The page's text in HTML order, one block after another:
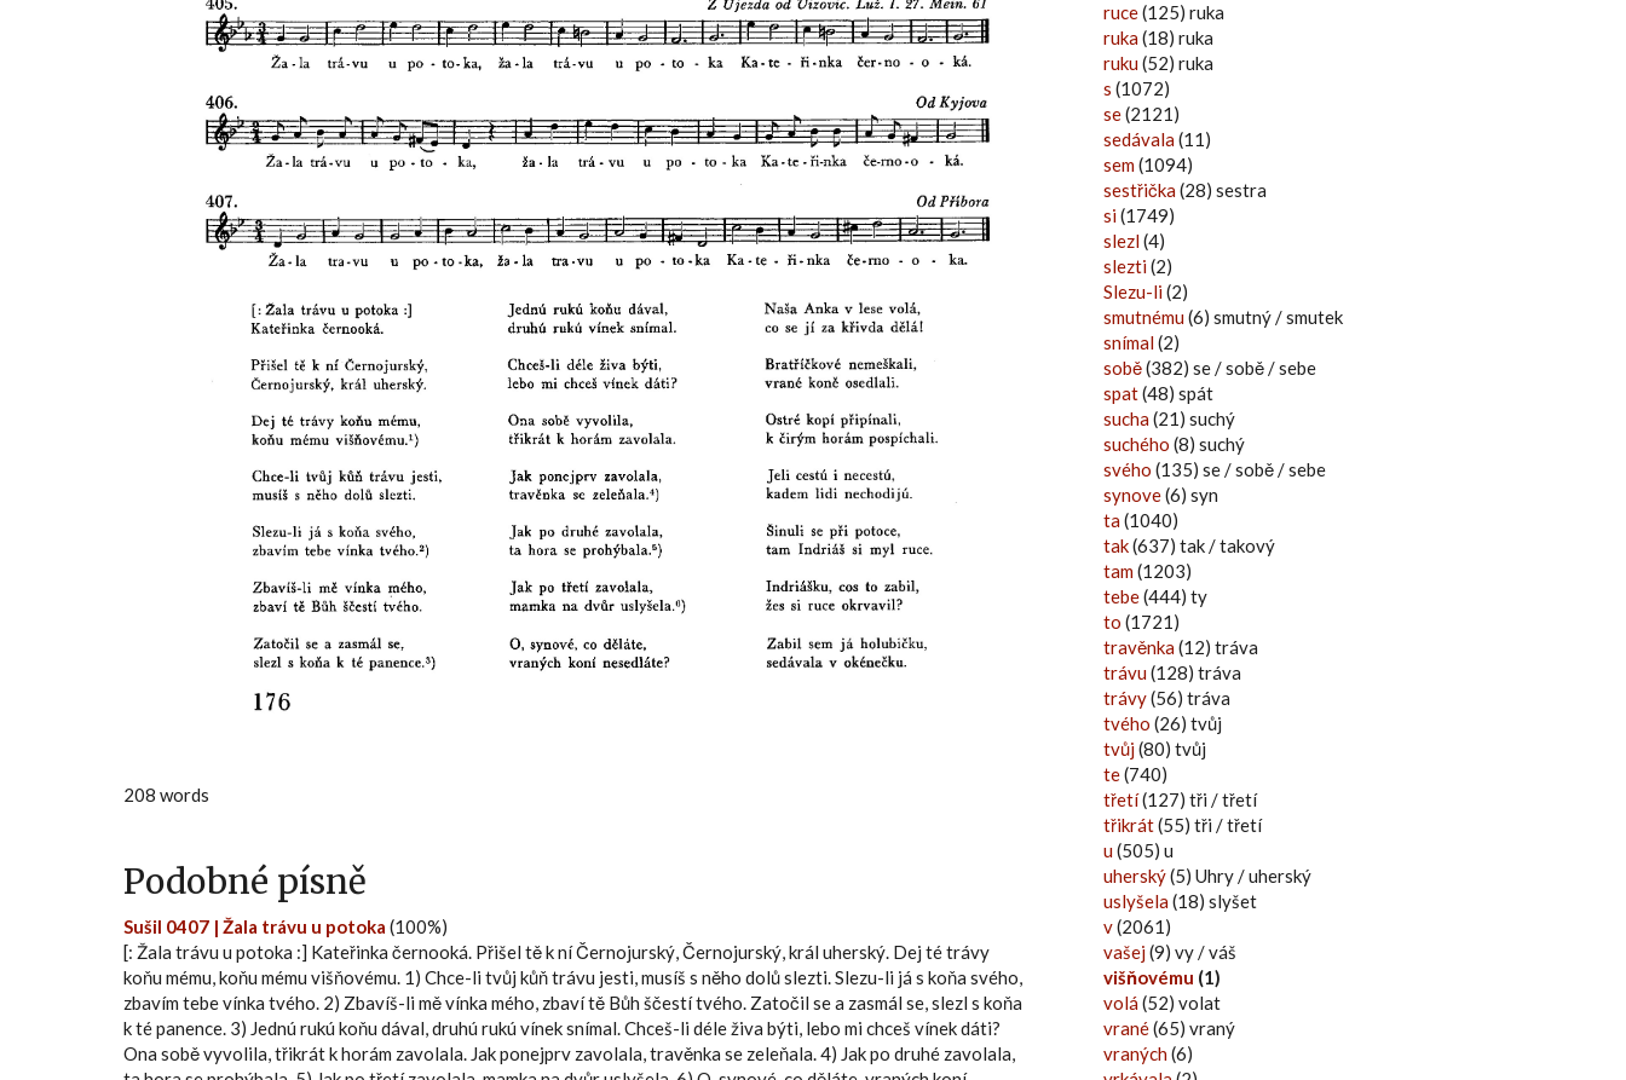
208 words
Podobné písně
Sušil 0407 | Žala trávu u potoka (100%)
[: Žala trávu u potoka :] Kateřinka černooká. Přišel tě k ní Černojurský, Černojurský, král uherský. Dej té trávy
koňu mému, koňu mému višňovému. 1) Chce-li tvůj kůň trávu jesti, musíš s něho dolů slezti. Slezu-li já s koňa svého,
zbavím tebe vínka tvého. 2) Zbavíš-li mě vínka mého, zbaví tě Bůh ščestí tvého. Zatočil se a zasmál se, slezl s koňa
k té panence. 3) Jednú rukú koňu dával, druhú rukú vínek snímal. Chceš-li déle živa býti, lebo mi chceš vínek dáti?
Ona sobě vyvolila, třikrát k horám zavolala. Jak ponejprv zavolala, travěnka se zeleňala. 4) Jak po druhé zavolala,
ruce(125) ruka
ruka(18) ruka
ruku(52) ruka
s (1072)
se(2121)
sedávala(11)
sem(1094)
sestřička(28) sestra
si(1749)
slezl(4)
slezti(2)
Slezu-li(2)
smutnému(6) smutný / smutek
snímal(2)
sobě(382) se / sobě / sebe
spat(48) spát
sucha(21) suchý
suchého (8) suchý
svého (135) se / sobě / sebe
synove(6) syn
ta(1040)
tak(637) tak / takový
tam(1203)
tebe(444) ty
to (1721)
travěnka(12) tráva
trávu(128) tráva
trávy(56) tráva
tvého (26) tvůj
tvůj(80) tvůj
te(740)
třetí(127) tři / třetí
třikrát(55) tři / třetí
u(505) u
uherský(5) Uhry / uherský
uslyšela(18) slyšet
v(2061)
vašej(9) vy / váš
višňovému (1)
volá(52) volat
vrané(65) vraný
vraných(6)